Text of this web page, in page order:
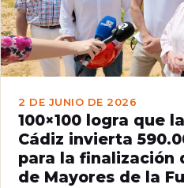
2 DE JUNIO DE 2026
100×100 logra que
Cádiz invierta
para la finalización
de Mayores de la